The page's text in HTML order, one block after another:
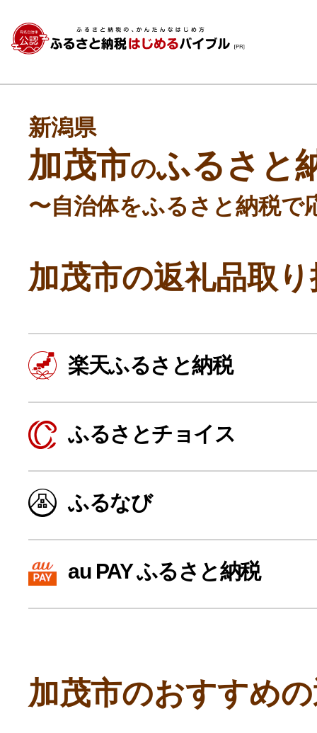
よく見られている返礼品
ふるさと納税徹底比較
給与所得者版
新潟県
加茂市のふるさと
〜自治体をふるさと納税で
加茂市の返礼品取
楽天ふるさと納税
ふるさとチョイス
ふるなび
au PAY ふるさと納税
加茂市のおすすめ